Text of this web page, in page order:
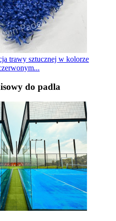
trawy sztucznej w kolorze
do padla